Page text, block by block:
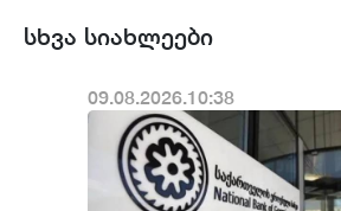
სხვა სიახლეები
09.08.2026.10:38